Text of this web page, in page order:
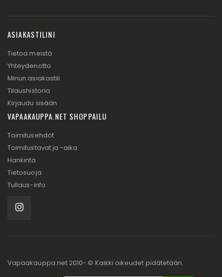
ASIAKASTILINI
Tietoa meistä
Yhteydenotto
Minun asiakastili
Tilaushistoria
Kirjaudu sisään
VAPAAKAUPPA.NET SHOPPAILU
Toimitusehdot
Toimitustavat ja -aika
Hankinta
Tietosuoja
Tullaus-info
Vapaakauppa.net 2010- © Kaikki oikeudet pidätetään.